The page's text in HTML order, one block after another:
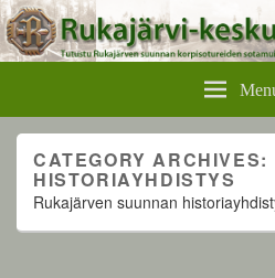
Rukajärvikeskus
CATEGORY ARCHIVES:
HISTORIAYHDISTYS
Rukajärven suunnan